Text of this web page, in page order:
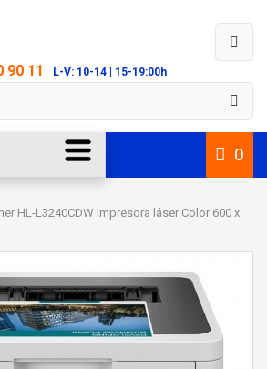
90 11 L-V: 10-14 | 15-19:00h
0
HL-L3240CDW impresora láser Color 600 x